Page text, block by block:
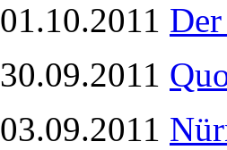
01.10.2011
30.09.2011
03.09.2011